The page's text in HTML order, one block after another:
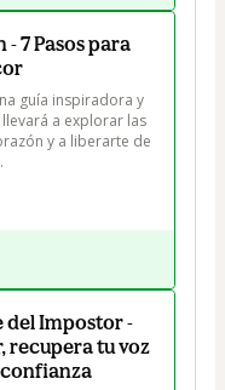
- 7 Pasos para
guía inspiradora y
a explorar las
y a liberarte de
del Impostor -
recupera tu voz